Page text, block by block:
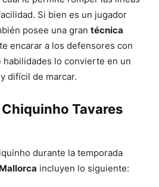
Si bien es un jugador
posee una gran técnica
encarar a los defensores con
habilidades lo convierte en un
difícil de marcar.
Tavares
durante la temporada
incluyen lo siguiente: